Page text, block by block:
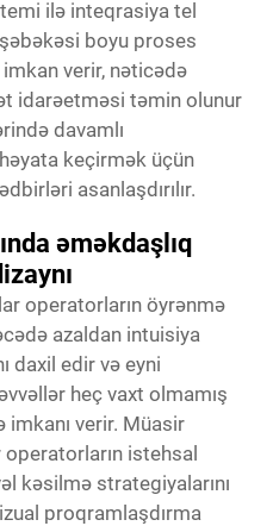
ilə inteqrasiya tel
boyu proses
verir, nəticədə
idarəetməsi təmin olunur
davamlı
keçirmək üçün
asanlaşdırılır.
əməkdaşlıq
operatorların öyrənmə
azaldan intuisiya
daxil edir və eyni
heç vaxt olmamış
verir. Müasir
istehsal
kəsilmə strategiyalarını
proqramlaşdırma